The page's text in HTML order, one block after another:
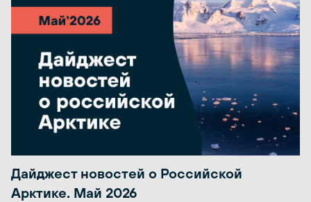
Дайджест новостей о Российской
Арктике. Май 2026